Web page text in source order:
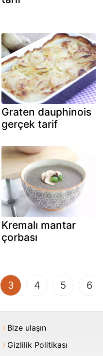
Graten dauphinois
gerçek tarif
Kremalı mantar
çorbası
3(current)
4 5 6
Bize ulaşın
Gizlilik Politikası